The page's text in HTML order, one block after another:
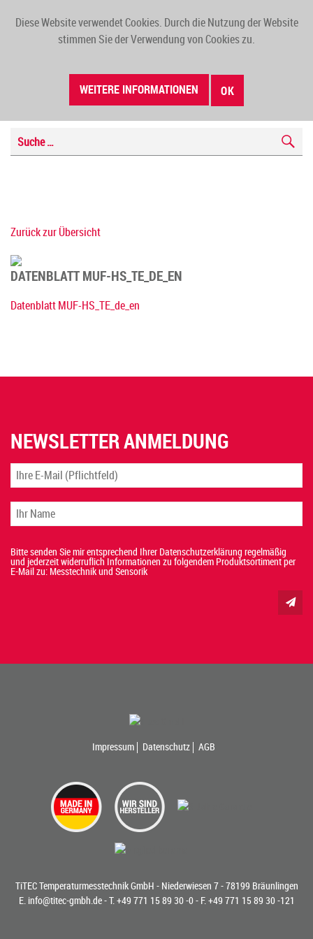
Diese Website verwendet Cookies. Durch die Nutzung der Website
stimmen Sie der Verwendung von Cookies zu.
WEITERE INFORMATIONEN OK
Zurück zur Übersicht
DATENBLATT MUF-HS_TE_DE_EN
Datenblatt MUF-HS_TE_de_en
NEWSLETTER ANMELDUNG
Bitte senden Sie mir entsprechend Ihrer Datenschutzerklärung regelmäßig
und jederzeit widerruflich Informationen zu folgendem Produktsortiment per
E-Mail zu: Messtechnik und Sensorik
Impressum Datenschutz AGB
TiTEC Temperaturmesstechnik GmbH - Niederwiesen 7 - 78199 Bräunlingen
E. info@titec-gmbh.de- T. +49 771 15 89 30 -0- F. +49 771 15 89 30 -121